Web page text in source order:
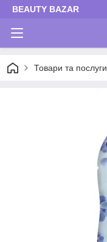
BEAUTY BAZAR
Товари та послуги